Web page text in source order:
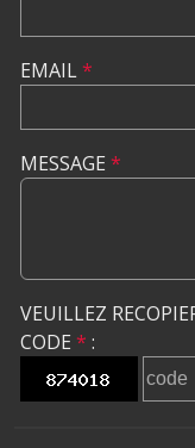
EMAIL*
MESSAGE *
VEUILLEZ
CODE * :